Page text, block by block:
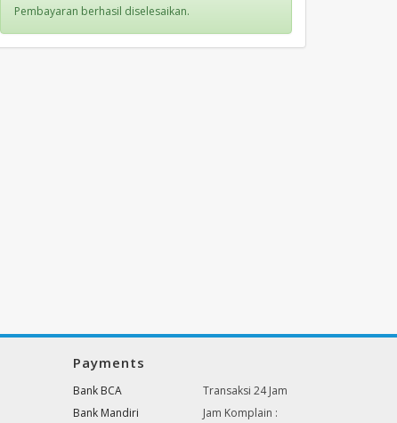
Pembayaran berhasil diselesaikan.
Payments
Bank BCA
Bank Mandiri
Transaksi 24 Jam
Jam Komplain :